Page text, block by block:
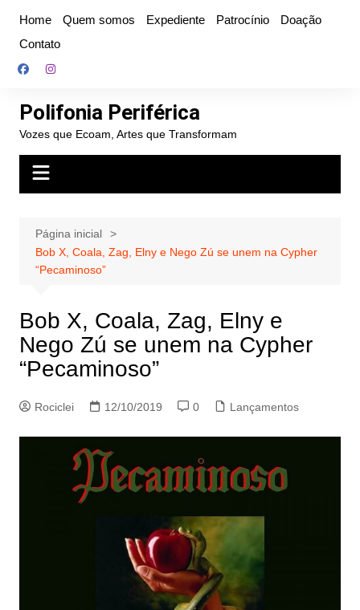
conteúdo
Home Quem somos Expediente Patrocínio
Doação
Contato
Polifonia Periférica
Vozes que Ecoam, Artes que Transformam
Página inicial
Bob X, Coala, Zag, Elny e Nego Zú se unem na Cypher
“Pecaminoso”
Bob X, Coala, Zag, Elny e
Nego Zú se unem na Cypher
“Pecaminoso”
Rociclei 12/10/2019 0 Lançamentos